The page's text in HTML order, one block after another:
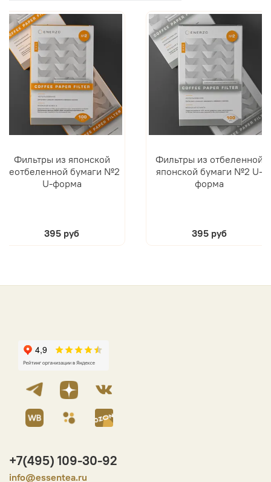
Фильтры из японской
неотбеленной бумаги №2
U-форма
395 руб
Фильтры из отбеленной
японской бумаги №2 U-
форма
395 руб
+7(495) 109-30-92
info@essentea.ru